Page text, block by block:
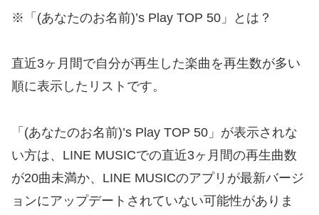
※「(あなたのお名前)’s Play TOP 50」とは？
直近3ヶ月間で自分が再生した楽曲を再生数が多い
順に表示したリストです。
「(あなたのお名前)’s Play TOP 50」が表示されな
い方は、LINE MUSICでの直近3ヶ月間の再生曲数
が20曲未満か、LINE MUSICのアプリが最新バージ
ョンにアップデートされていない可能性がありま